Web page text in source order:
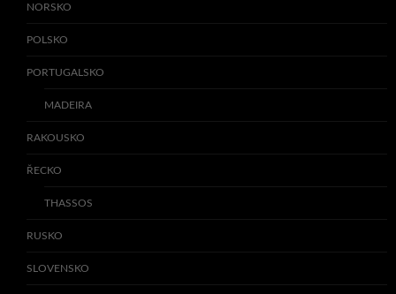
NORSKO
POLSKO
PORTUGALSKO
MADEIRA
RAKOUSKO
ŘECKO
THASSOS
RUSKO
SLOVENSKO